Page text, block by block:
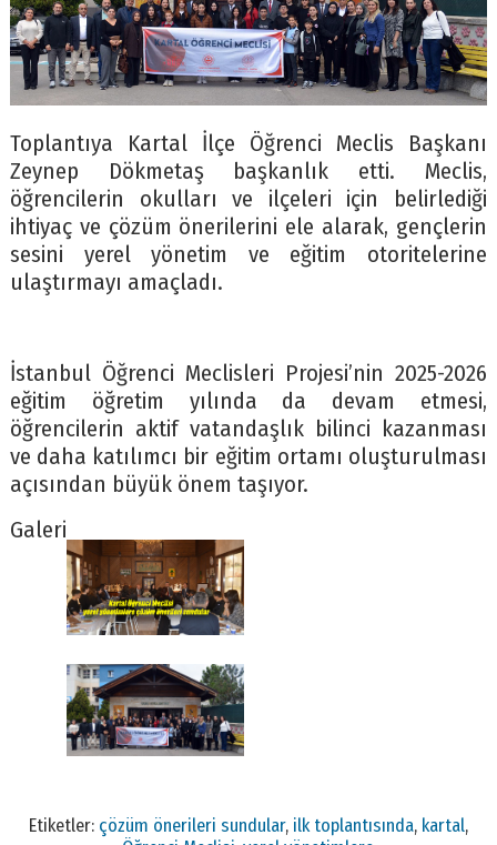
Toplantıya Kartal İlçe Öğrenci Meclis Başkanı
Zeynep Dökmetaş başkanlık etti. Meclis,
öğrencilerin okulları ve ilçeleri için belirlediği
ihtiyaç ve çözüm önerilerini ele alarak, gençlerin
sesini yerel yönetim ve eğitim otoritelerine
ulaştırmayı amaçladı.
İstanbul Öğrenci Meclisleri Projesi’nin 2025-2026
eğitim öğretim yılında da devam etmesi,
öğrencilerin aktif vatandaşlık bilinci kazanması
ve daha katılımcı bir eğitim ortamı oluşturulması
açısından büyük önem taşıyor.
Galeri
Etiketler: çözüm önerileri sundular, ilk toplantısında, kartal,